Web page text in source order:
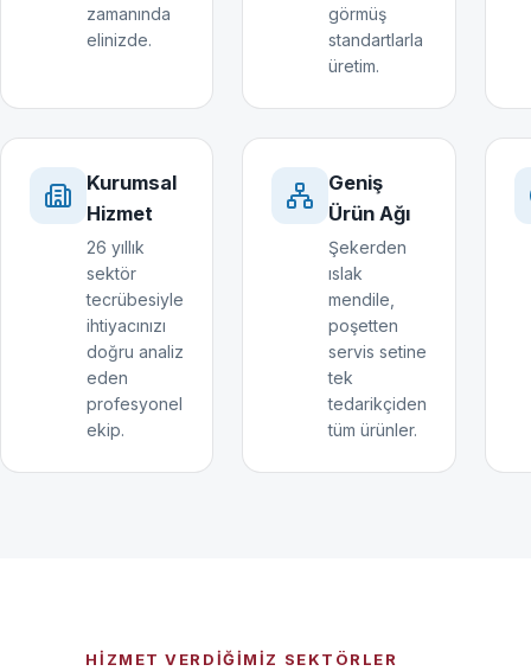
zamanında
elinizde.
görmüş
standartlarla
üretim.
Kurumsal
Hizmet
26 yıllık
sektör
tecrübesiyle
ihtiyacınızı
doğru analiz
eden
profesyonel
ekip.
Geniş
Ürün Ağı
Şekerden
ıslak
mendile,
poşetten
servis setine
tek
tedarikçiden
tüm ürünler.
HIZMET VERDIĞIMIZ SEKTÖRLER